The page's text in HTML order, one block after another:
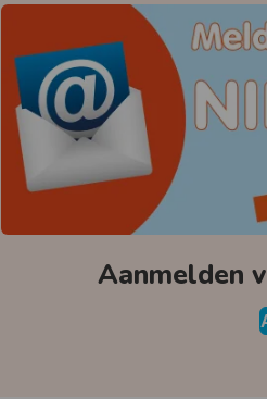
Aanmelden